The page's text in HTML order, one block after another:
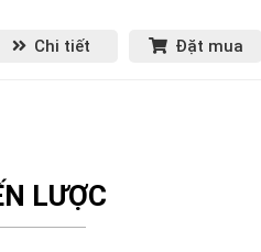
Chi tiết Đặt mua
LƯỢC